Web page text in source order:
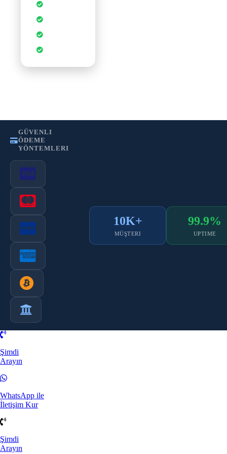
GÜVENLI
ÖDEME
YÖNTEMLERI
10K+
MÜŞTERI
99.9%
UPTIME
Şimdi
Arayın
WhatsApp ile
İletişim Kur
Şimdi
Arayın